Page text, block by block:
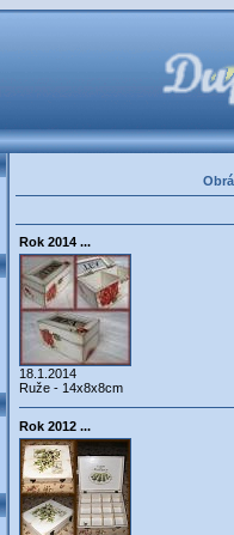
Rok 2014 ...
18.1.2014
Ruže - 14x8x8cm
Rok 2012 ...